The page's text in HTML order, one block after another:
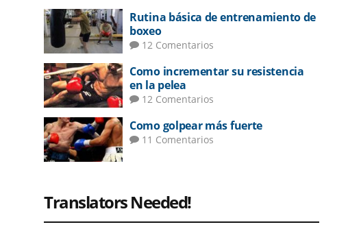
Rutina básica de entrenamiento de
boxeo
12 Comentarios
Como incrementar su resistencia
en la pelea
12 Comentarios
Como golpear más fuerte
11 Comentarios
Translators Needed!